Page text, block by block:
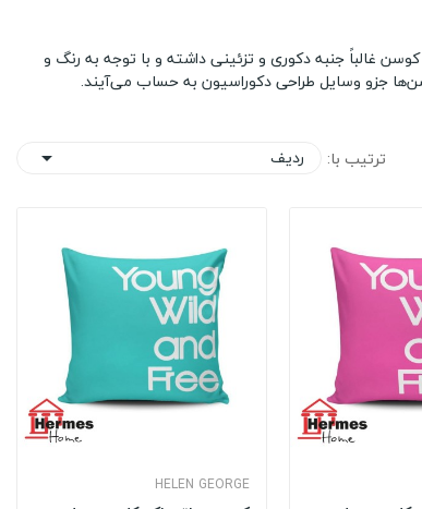
غالباً جنبه دکوری و تزئینی داشته و با توجه به رنگ و
جزو وسایل طراحی دکوراسیون به حساب می‌آیند.
ترتیب با: ردیف 
HELEN GEORGE